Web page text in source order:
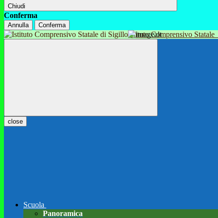
Chiudi
Conferma
Annulla Conferma
Istituto Comprensivo Statale
close
Scuola
Panoramica